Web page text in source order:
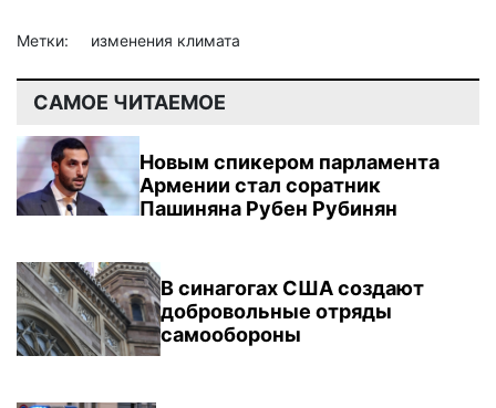
Метки: изменения климата
САМОЕ ЧИТАЕМОЕ
Новым спикером парламента
Армении стал соратник
Пашиняна Рубен Рубинян
В синагогах США создают
добровольные отряды
самообороны